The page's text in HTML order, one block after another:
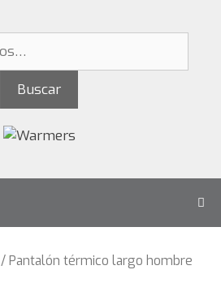
Buscar
/ Pantalón térmico largo hombre